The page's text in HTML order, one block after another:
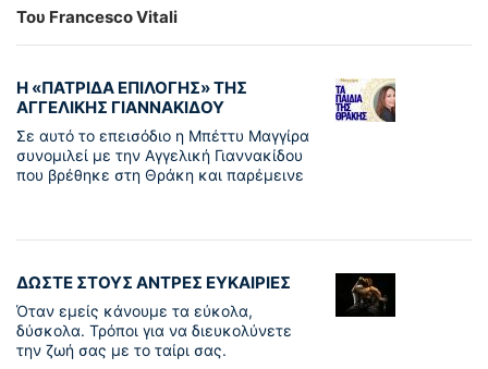
Του Francesco Vitali
Η «ΠΑΤΡΊΔΑ ΕΠΙΛΟΓΉΣ» ΤΗΣ
ΑΓΓΕΛΙΚΉΣ ΓΙΑΝΝΑΚΊΔΟΥ
Σε αυτό το επεισόδιο η Μπέττυ Μαγγίρα
συνομιλεί με την Αγγελική Γιαννακίδου
που βρέθηκε στη Θράκη και παρέμεινε
ΔΩΣΤΕ ΣΤΟΥΣ ΑΝΤΡΕΣ ΕΥΚΑΙΡΙΕΣ
Όταν εμείς κάνουμε τα εύκολα,
δύσκολα. Τρόποι για να διευκολύνετε
την ζωή σας με το ταίρι σας.